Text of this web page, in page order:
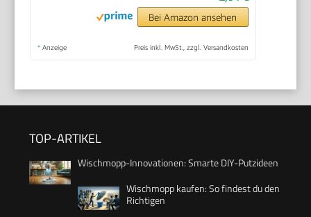
Bei Amazon ansehen
* Anzeige Preis inkl. MwSt., zzgl. Versandkosten
TOP-ARTIKEL
Wischmopp-Innovationen: Smarte DIY-Putzideen
Wischmopp kaufen: So findest du den
Richtigen